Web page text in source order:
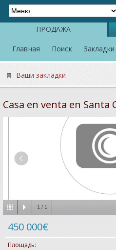
ПРОДАЖА
Главная Поиск Закладки
Ваши закладки
Casa en venta en Santa
1 / 1
450 000€
Площадь: